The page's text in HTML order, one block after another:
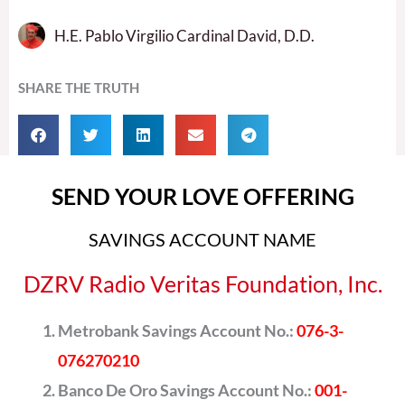
H.E. Pablo Virgilio Cardinal David, D.D.
SHARE THE TRUTH
SEND YOUR LOVE OFFERING
SAVINGS ACCOUNT NAME
DZRV Radio Veritas Foundation, Inc.
Metrobank Savings Account No.:076-3-
076270210
Banco De Oro Savings Account No.:001-